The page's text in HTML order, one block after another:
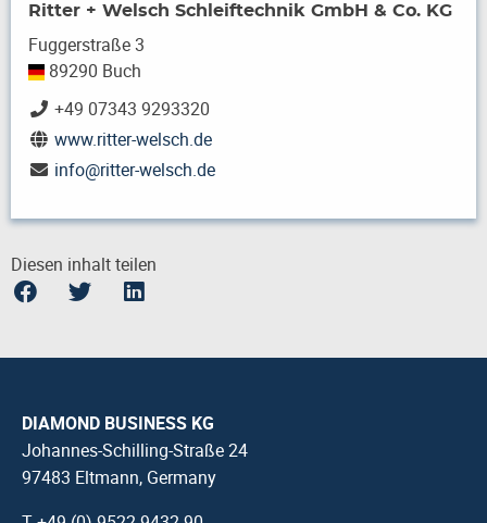
Ritter + Welsch Schleiftechnik GmbH & Co. KG
Fuggerstraße 3
89290 Buch
+49 07343 9293320
www.ritter-welsch.de
info@ritter-welsch.de
Diesen inhalt teilen
DIAMOND BUSINESS KG
Johannes-Schilling-Straße 24
97483 Eltmann, Germany